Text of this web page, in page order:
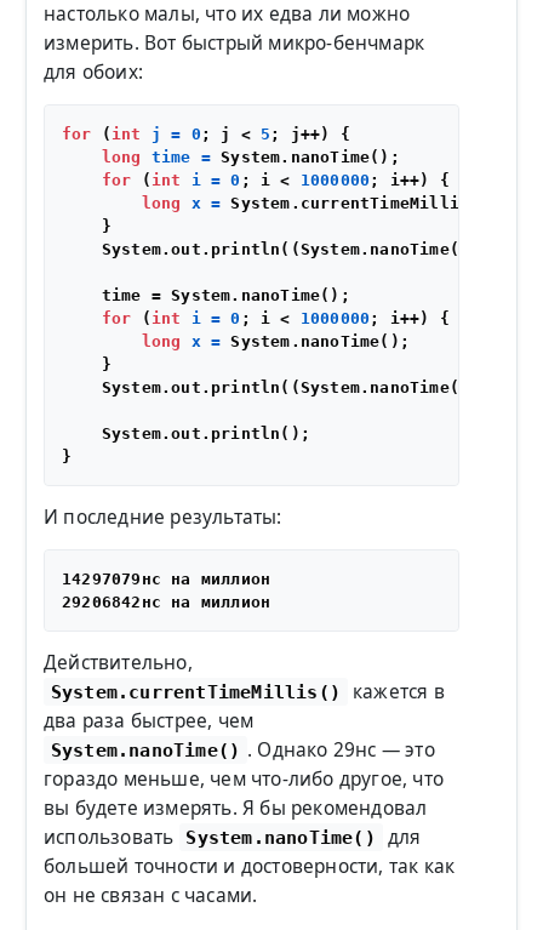
настолько малы, что их едва ли можно
измерить. Вот быстрый микро-бенчмарк
для обоих:
for ( int j = 0 ; j < 5 ; j++) {
long
time = System.nanoTime();
for ( int i = 0 ; i < 1000000 ; i++) {
long
x = System.currentTimeMillis();
    }
System.out.println((System.nanoTime() -
    time = System.nanoTime();
for ( int i = 0 ; i < 1000000 ; i++) {
long
x = System.nanoTime();
    }
System.out.println((System.nanoTime() -
    System.out.println();
И последние результаты:
14297079нс на миллион
Действительно,
System.currentTimeMillis()
кажется в
два раза быстрее, чем
System.nanoTime() . Однако 29нс — это
гораздо меньше, чем что-либо другое, что
вы будете измерять. Я бы рекомендовал
использовать
System.nanoTime()
для
большей точности и достоверности, так как
он не связан с часами.